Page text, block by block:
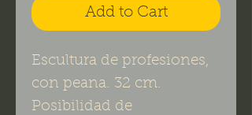
Add to Cart
Escultura de profesiones,
con peana. 32 cm.
Posibilidad de